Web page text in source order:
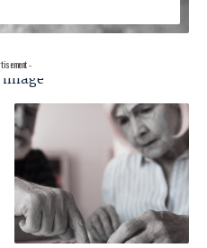
-